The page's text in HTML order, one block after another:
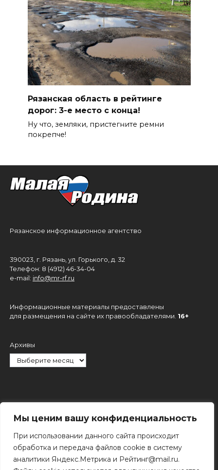
Мы ценим вашу конфиденциальность
При использовании данного сайта происходит
обработка и передача файлов cookie в систему
аналитики Яндекс.Метрика и Рейтинг@mail.ru.
Рязанская область в рейтинге
дорог: 3-е место с конца!
Ну что, земляки, пристегните ремни
покрепче!
Рязанское информационное агентство
390023, г. Рязань, ул. Горького, д. 32
Телефон: 8 (4912) 46-34-04
e-mail: info@mr-rf.ru
Информационные материалы предоставлены
для размещения на сайте их правообладателями. 16+
Архивы